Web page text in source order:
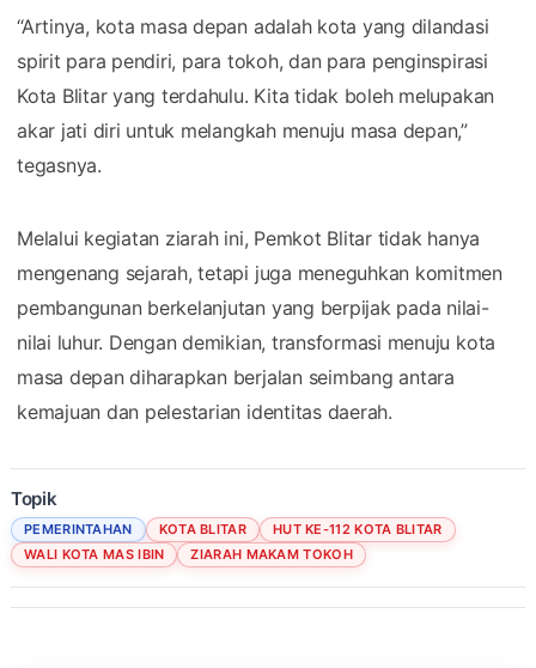
“Artinya, kota masa depan adalah kota yang dilandasi
spirit para pendiri, para tokoh, dan para penginspirasi
Kota Blitar yang terdahulu. Kita tidak boleh melupakan
akar jati diri untuk melangkah menuju masa depan,”
tegasnya.
Melalui kegiatan ziarah ini, Pemkot Blitar tidak hanya
mengenang sejarah, tetapi juga meneguhkan komitmen
pembangunan berkelanjutan yang berpijak pada nilai-
nilai luhur. Dengan demikian, transformasi menuju kota
masa depan diharapkan berjalan seimbang antara
kemajuan dan pelestarian identitas daerah.
Topik
PEMERINTAHAN KOTA BLITAR
HUT KE-112 KOTA BLITAR
WALI KOTA MAS IBIN
ZIARAH MAKAM TOKOH